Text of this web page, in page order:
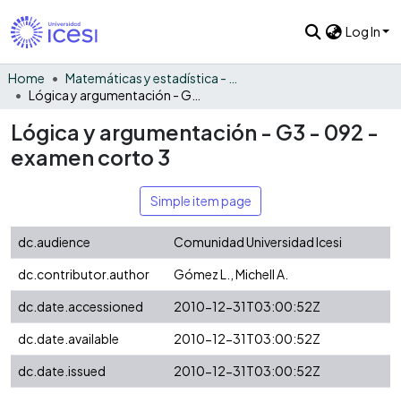
Log In
Home
Lógica y argumentación - G3 - 092 -
examen corto 3
Simple item page
dc.audience
Comunidad Universidad Icesi
dc.contributor.author
Gómez L., Michell A.
dc.date.accessioned
2010-12-31T03:00:52Z
dc.date.available
2010-12-31T03:00:52Z
dc.date.issued
2010-12-31T03:00:52Z